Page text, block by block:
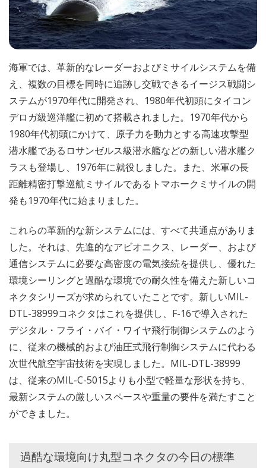
海軍では、革新的なレーダーおよびミサイルシステムを備
え、複数の目標を同時に追跡し交戦できるイージス戦闘シ
ステムが1970年代に開発され、1980年代初頭にタイコン
デロガ級巡洋艦に初めて搭載されました。1970年代から
1980年代初頭にかけて、原子力を動力とする高速攻撃型
潜水艦であるロサンゼルス級潜水艦などの新しい潜水艦ク
ラスも登場し、1976年に就役しました。また、米軍の長
距離精密打撃巡航ミサイルであるトマホークミサイルの開
発も1970年代に始まりました。
これらの革新的な新システムには、すべて共通点がありま
した。それは、先進的なアビオニクス、レーダー、および
通信システムに必要な高密度の電気接続を提供し、優れた
環境シーリングと過酷な環境での耐久性を備えた新しいコ
ネクタシリーズが求められていたことです。新しいMIL-
DTL-38999コネクタはこれを提供し、F-16で導入された
デジタル・フライ・バイ・ワイヤ飛行制御システムのよう
に、従来の機械的および油圧式飛行制御システムに代わる
次世代航空宇宙技術を実現しました。MIL-DTL-38999
は、従来のMIL-C-5015よりも小型で軽量な形状を持ち、
最新システムの厳しいスペースや重量の要件を満たすこと
ができました。
過酷な環境向け丸型コネクタの今日の標準